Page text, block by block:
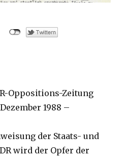
Oppositions-Zeitung
1988 –
der Staats- und
wird der Opfer der